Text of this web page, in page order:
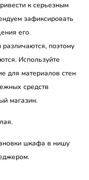
к серьезным
зафиксировать
его
поэтому
Используйте
для материалов стен
средств
магазин.
шкафа в нишу